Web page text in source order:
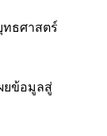
ธศาสตร์
ยข้อมูลสู่